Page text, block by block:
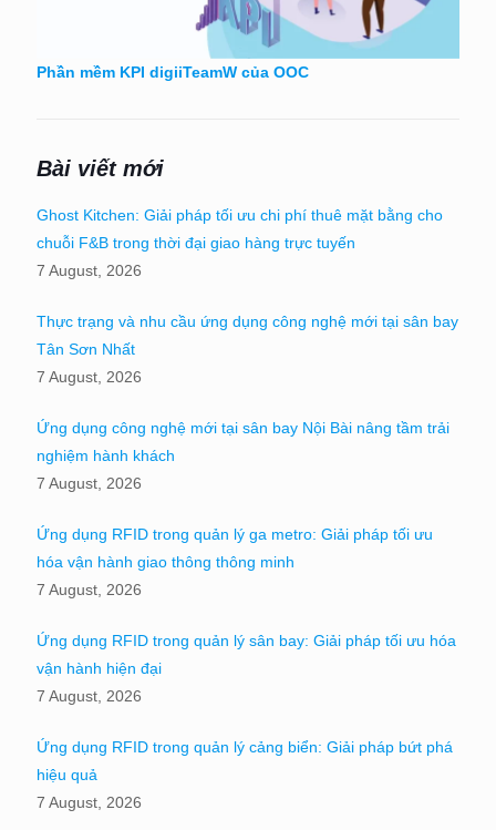
Phần mềm KPI digiiTeamW của OOC
Bài viết mới
Ghost Kitchen: Giải pháp tối ưu chi phí thuê mặt bằng cho
chuỗi F&B trong thời đại giao hàng trực tuyến
7 August, 2026
Thực trạng và nhu cầu ứng dụng công nghệ mới tại sân bay
Tân Sơn Nhất
7 August, 2026
Ứng dụng công nghệ mới tại sân bay Nội Bài nâng tầm trải
nghiệm hành khách
7 August, 2026
Ứng dụng RFID trong quản lý ga metro: Giải pháp tối ưu
hóa vận hành giao thông thông minh
7 August, 2026
Ứng dụng RFID trong quản lý sân bay: Giải pháp tối ưu hóa
vận hành hiện đại
7 August, 2026
Ứng dụng RFID trong quản lý cảng biển: Giải pháp bứt phá
hiệu quả
7 August, 2026